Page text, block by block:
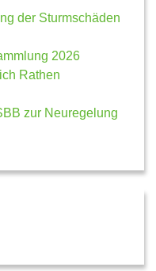
der Sturmschäden
2026
Rathen
zur Neuregelung